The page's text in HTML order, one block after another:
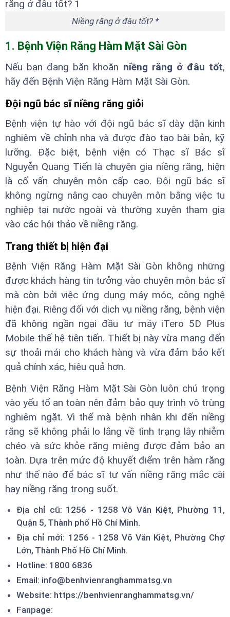
Niềng răng ở đâu tốt? *
1. Bệnh Viện Răng Hàm Mặt Sài Gòn
Nếu bạn đang băn khoăn niềng răng ở đâu tốt,
hãy đến Bệnh Viện Răng Hàm Mặt Sài Gòn.
Đội ngũ bác sĩ niềng răng giỏi
Bệnh viện tự hào với đội ngũ bác sĩ dày dặn kinh
nghiệm về chỉnh nha và được đào tạo bài bản, kỹ
lưỡng. Đặc biệt, bệnh viện có Thạc sĩ Bác sĩ
Nguyễn Quang Tiến là chuyên gia niềng răng, hiện
là cố vấn chuyên môn cấp cao. Đội ngũ bác sĩ
không ngừng nâng cao chuyên môn bằng việc tu
nghiệp tại nước ngoài và thường xuyên tham gia
vào các hội thảo về niềng răng.
Trang thiết bị hiện đại
Bệnh Viện Răng Hàm Mặt Sài Gòn không những
được khách hàng tin tưởng vào chuyên môn bác sĩ
mà còn bởi việc ứng dụng máy móc, công nghệ
hiện đại. Riêng đối với dịch vụ niềng răng, bệnh viện
đã không ngần ngại đầu tư máy iTero 5D Plus
Mobile thế hệ tiên tiến. Thiết bị này vừa mang đến
sự thoải mái cho khách hàng và vừa đảm bảo kết
quả chính xác, hiệu quả hơn.
Bệnh Viện Răng Hàm Mặt Sài Gòn luôn chú trọng
vào yếu tố an toàn nên đảm bảo quy trình vô trùng
nghiêm ngặt. Vì thế mà bệnh nhân khi đến niềng
răng sẽ không phải lo lắng về tình trạng lây nhiễm
chéo và sức khỏe răng miệng được đảm bảo an
toàn. Dựa trên mức độ khuyết điểm trên hàm răng
như thế nào để bác sĩ tư vấn niềng răng mắc cài
hay niềng răng trong suốt.
Địa chỉ cũ: 1256 - 1258 Võ Văn Kiệt, Phường 11,
Quận 5, Thành phố Hồ Chí Minh.
Địa chỉ mới: 1256 - 1258 Võ Văn Kiệt, Phường Chợ
Lớn, Thành Phố Hồ Chí Minh.
Hotline: 1800 6836
Email: info@benhvienranghammatsg.vn
Website: https://benhvienranghammatsg.vn/
Fanpage: